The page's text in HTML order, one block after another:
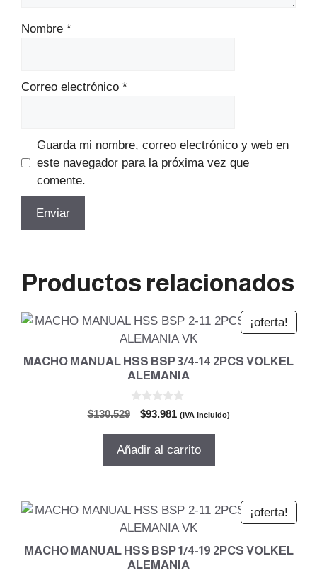
Nombre *
Correo electrónico *
Guarda mi nombre, correo electrónico y web en
este navegador para la próxima vez que
comente.
Productos relacionados
¡oferta!
MACHO MANUAL HSS BSP 3/4-14 2PCS VOLKEL
ALEMANIA
$130.529
El
original
$93.981 El
actual
(IVA incluido)
Añadir al carrito
¡oferta!
MACHO MANUAL HSS BSP 1/4-19 2PCS VOLKEL
ALEMANIA